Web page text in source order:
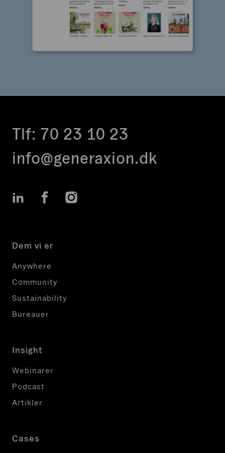
Tlf: 70 23 10 23
info@generaxion.dk
LinkedInFacebookInstagram
Dem vi er
Anywhere
Community
Sustainability
Bureauer
Insight
Webinarer
Podcast
Artikler
Cases